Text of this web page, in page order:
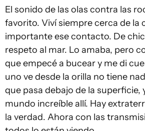
El sonido de las olas contra las
favorito. Viví siempre cerca de la
importante ese contacto. De
respeto al mar. Lo amaba, pero
que empecé a bucear y me di
uno ve desde la orilla no tiene
que pasa debajo de la superficie,
mundo increíble allí. Hay
la verdad. Ahora con las